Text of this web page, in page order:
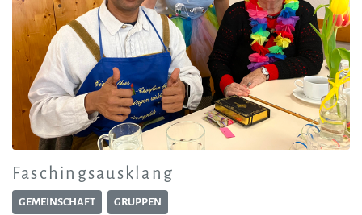
Faschingsausklang
GEMEINSCHAFT GRUPPEN